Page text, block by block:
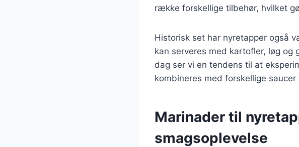
række forskellige tilbehør, hvilket
Historisk set har nyretapper også
kan serveres med kartofler, løg og
dag ser vi en tendens til at
kombineres med forskellige saucer
Marinader til
smagsoplevelse